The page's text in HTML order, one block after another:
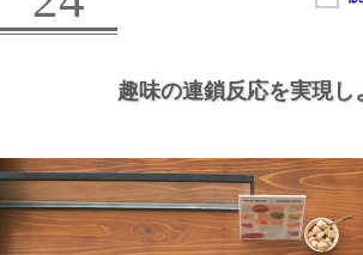
趣味の連鎖反応を実現し